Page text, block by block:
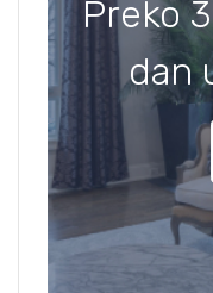
Preko
dan